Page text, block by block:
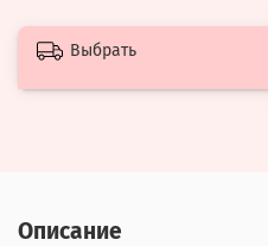
Выбрать
Описание